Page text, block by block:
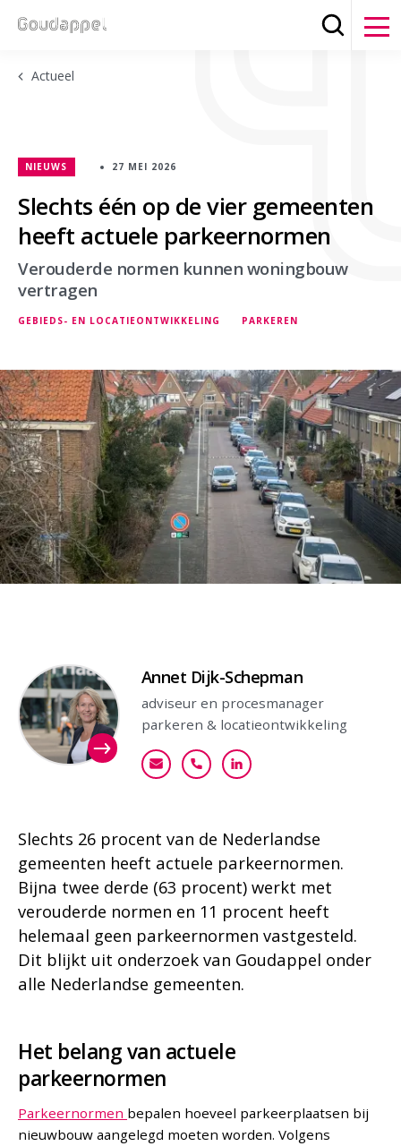
Zoeken
Actueel
Slechts één op de vier gemeenten
heeft actuele parkeernormen
Verouderde normen kunnen woningbouw
vertragen
NIEUWS 27 MEI 2026
GEBIEDS- EN LOCATIEONTWIKKELING PARKEREN
Slechts 26 procent van de Nederlandse
gemeenten heeft actuele parkeernormen.
Bijna twee derde (63 procent) werkt met
verouderde normen en 11 procent heeft
helemaal geen parkeernormen vastgesteld.
Dit blijkt uit onderzoek van Goudappel onder
alle Nederlandse gemeenten.
ContactpersoonAnnet Dijk-Schepman
adviseur en procesmanager
parkeren & locatieontwikkeling
annet.dijk.schepman@goudappel.nl
+31 (0)6 46 07 64 33
Bekijk mijn profiel
Het belang van actuele
parkeernormen
Parkeernormen bepalen hoeveel parkeerplaatsen bij
nieuwbouw aangelegd moeten worden. Volgens